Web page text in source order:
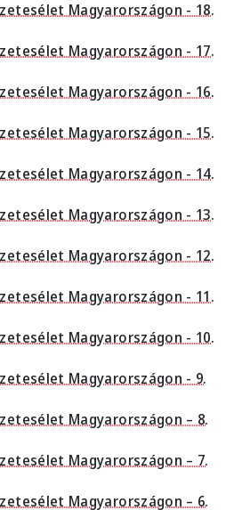
Magyarországon - 18.
Magyarországon - 17.
Magyarországon - 16.
Magyarországon - 15.
Magyarországon - 14.
Magyarországon - 13.
Magyarországon - 12.
Magyarországon - 11.
Magyarországon - 10.
Magyarországon - 9.
Magyarországon – 8.
Magyarországon – 7.
Magyarországon – 6.